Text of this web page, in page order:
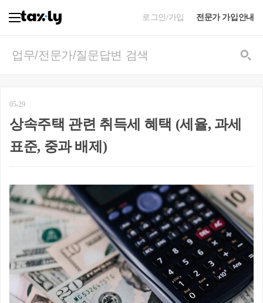
로그인/가입 전문가 가입안내
05-29
상속주택 관련 취득세 혜택 (세율, 과세
표준, 중과 배제)